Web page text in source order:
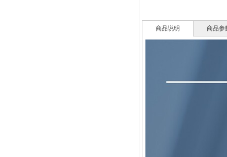
商品说明 商品参